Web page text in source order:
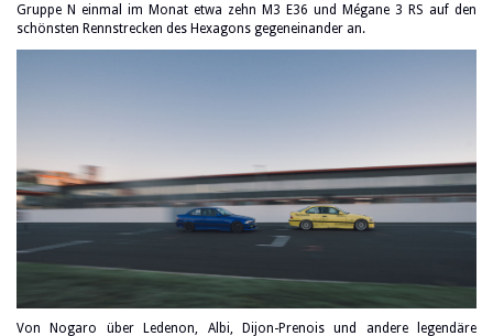
Gruppe N einmal im Monat etwa zehn M3 E36 und Mégane 3 RS auf den
schönsten Rennstrecken des Hexagons gegeneinander an.
Von Nogaro über Ledenon, Albi, Dijon-Prenois und andere legendäre